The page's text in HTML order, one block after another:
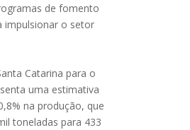
de fomento
impulsionar o setor
Catarina para o
uma estimativa
na produção, que
toneladas para 433